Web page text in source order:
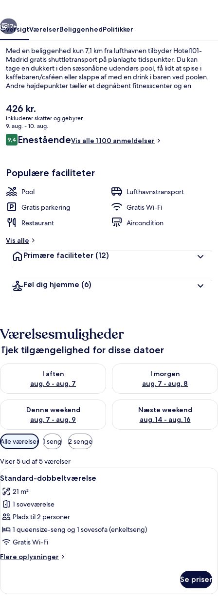
Næste
17+
OversigtVærelserBeliggenhedPolitikker
Med en beliggenhed kun 7,1 km fra lufthavnen tilbyder Hotel101-
Madrid gratis shuttletransport på planlagte tidspunkter. Du kan
tage en dukkert i den sæsonåbne udendørs pool, få lidt at spise i
kaffebaren/caféen eller slappe af med en drink i baren ved poolen.
Andre højdepunkter tæller et døgnåbent fitnesscenter og en
offentlig transport: Valdebebas Station ligger 5 minutter derfra.
Den
nuværende
pris
er
426 kr.
426 kr.
inkluderer skatter og gebyrer
9. aug. - 10. aug.
Anmeldelser
9,49,4 ud af 10.
EneståendeVis alle 1.100 anmeldelser
Populære faciliteter
Pool
Lufthavnstransport
Gratis parkering
Gratis Wi-Fi
Restaurant
Aircondition
Vis alle
Primære faciliteter (12)
Føl dig hjemme (6)
Værelsesmuligheder
Tjek tilgængelighed for disse datoer
I aften
aug. 6 - aug. 7
Tjek tilgængelighed for i aften aug. 6 - aug. 7
I morgen
aug. 7 - aug. 8
Tjek tilgængelighed for i
Denne weekend
aug. 7 - aug. 9
Tjek tilgængelighed for denne weekend aug. 7 - aug. 9
Næste weekend
aug. 14 - aug. 16
Tjek tilgængelighed for næste
Tilgængelige
filtre
for
værelser
Alle værelser 1 seng 2 senge
Viser 5 ud af 5 værelser
Indlæs
alle
billeder
af
Standard-
dobbeltværelse
Et hotelværelse med seng, bænk,
7
Standard-dobbeltværelse
21 m²
1 soveværelse
Plads til 2 personer
1 queensize-seng og 1 sovesofa (enkeltseng)
Gratis Wi-Fi
Flere oplysninger
Flere
dobbeltværelse
Se priser